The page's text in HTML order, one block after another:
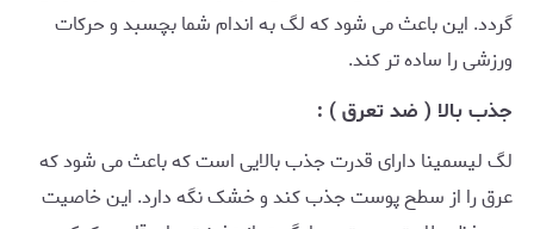
گردد. این باعث می شود که لگ به اندام شما بچسبد و حرکات
ورزشی را ساده تر کند.
جذب بالا ( ضد تعرق ) :
لگ لیسمینا دارای قدرت جذب بالایی است که باعث می شود که
عرق را از سطح پوست جذب کند و خشک نگه دارد. این خاصیت